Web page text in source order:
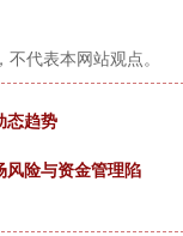
代表本网站观点。
态趋势
风险与资金管理陷